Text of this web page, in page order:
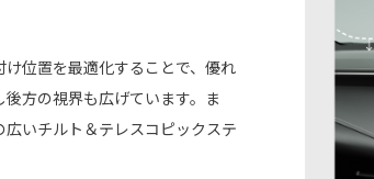
位置を最適化することで、優れ
方の視界も広げています。ま
いチルト＆テレスコピックステ